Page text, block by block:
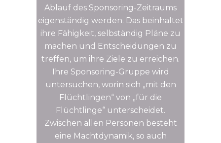
Ablauf des Sponsoring-Zeitraums
eigenständig werden. Das beinhaltet
ihre Fähigkeit, selbständig Pläne zu
machen und Entscheidungen zu
treffen, um ihre Ziele zu erreichen.
Ihre Sponsoring-Gruppe wird
untersuchen, worin sich „mit den
Flüchtlingen“ von „für die
Flüchtlinge“ unterscheidet.
Zwischen allen Personen besteht
eine Machtdynamik, so auch